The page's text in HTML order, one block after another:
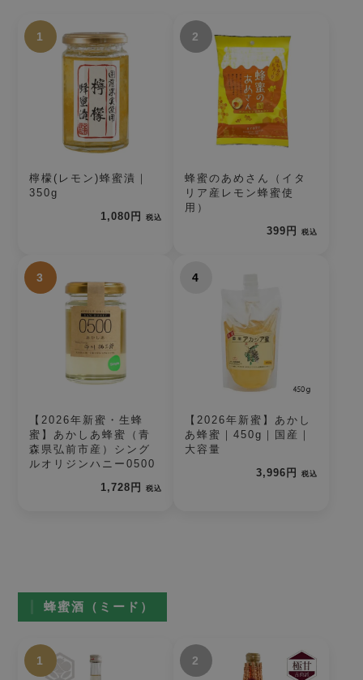
1
檸檬(レモン)蜂蜜漬｜
350g
1,080円
税込
2
蜂蜜のあめさん（イタ
リア産レモン蜂蜜使
用）
399円
税込
3
【2026年新蜜・生蜂
蜜】あかしあ蜂蜜（青
森県弘前市産）シング
ルオリジンハニー0500
1,728円
税込
4
【2026年新蜜】あかし
あ蜂蜜｜450g｜国産｜
大容量
3,996円
税込
蜂蜜酒（ミード）
1 2